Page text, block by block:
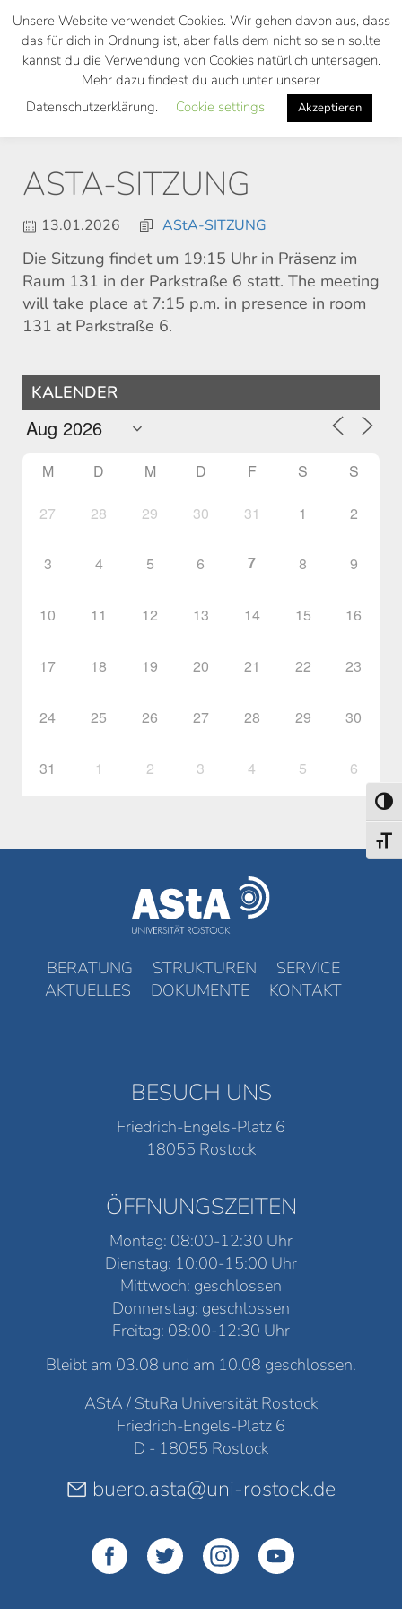
Skip
main
ASTA-SITZUNG
13.01.2026 AStA-SITZUNG
Die Sitzung findet um 19:15 Uhr in Präsenz im
Raum 131 in der Parkstraße 6 statt. The meeting
will take place at 7:15 p.m. in presence in room
131 at Parkstraße 6.
KALENDER
M D M D F S S
27 28 29 30 31 1 2
3 4 5 6 7 8 9
10 11 12 13 14 15 16
17 18 19 20 21 22 23
24 25 26 27 28 29 30
31 1 2 3 4 5 6
BERATUNG STRUKTUREN
SERVICE
AKTUELLES
DOKUMENTE KONTAKT
BESUCH UNS
Friedrich-Engels-Platz 6
18055 Rostock
ÖFFNUNGSZEITEN
Montag: 08:00-12:30 Uhr
Dienstag: 10:00-15:00 Uhr
Mittwoch: geschlossen
Donnerstag: geschlossen
Freitag: 08:00-12:30 Uhr
Bleibt am 03.08 und am 10.08 geschlossen.
AStA / StuRa Universität Rostock
Friedrich-Engels-Platz 6
D - 18055 Rostock
buero.asta@uni-rostock.de
Unsere Website verwendet Cookies. Wir gehen davon aus, dass
das für dich in Ordnung ist, aber falls dem nicht so sein sollte
kannst du die Verwendung von Cookies natürlich untersagen.
Mehr dazu findest du auch unter unserer
Datenschutzerklärung.
Cookie settings Akzeptieren